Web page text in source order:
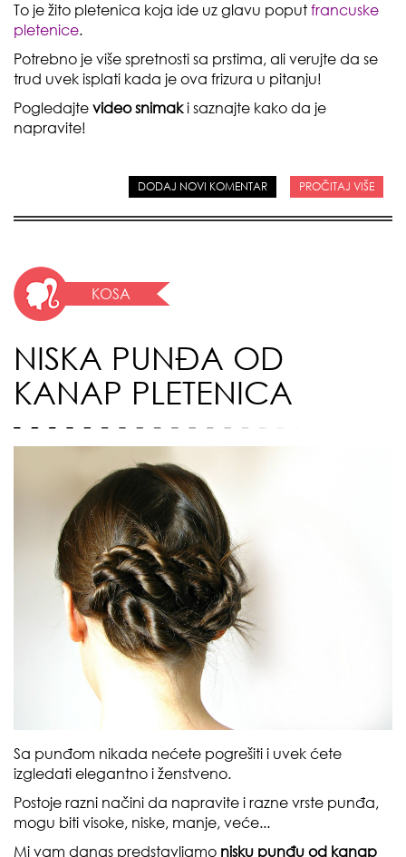
To je žito pletenica koja ide uz glavu poput francuske
pletenice.
Potrebno je više spretnosti sa prstima, ali verujte da se
trud uvek isplati kada je ova frizura u pitanju!
Pogledajte video snimaki saznajte kako da je
napravite!
DODAJ NOVI KOMENTAR PROČITAJ VIŠE
KOSA
NISKA PUNĐA OD
KANAP PLETENICA
Sa punđom nikada nećete pogrešiti i uvek ćete
izgledati elegantno i ženstveno.
Postoje razni načini da napravite i razne vrste punđa,
mogu biti visoke, niske, manje, veće...
Mi vam danas predstavljamo nisku punđu od kanap